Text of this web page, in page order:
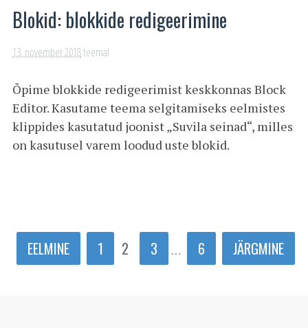
Blokid: blokkide redigeerimine
13. november 2018teemal
Õpime blokkide redigeerimist keskkonnas Block
Editor. Kasutame teema selgitamiseks eelmistes
klippides kasutatud joonist „Suvila seinad“, milles
on kasutusel varem loodud uste blokid.
EELMINE 1 2 3 … 6 JÄRGMINE